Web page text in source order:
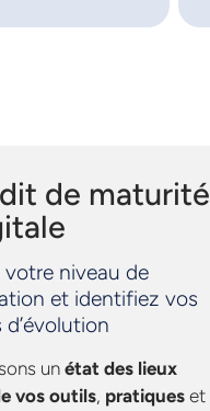
de maturité
votre niveau de
et identifiez vos
unétat des lieux
vos outils, pratiques et